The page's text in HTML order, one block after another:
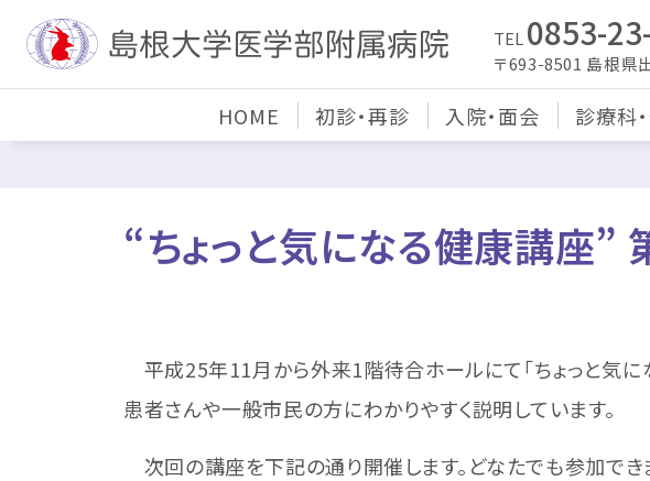
TEL 0853-
〒693-8501 島根県
HOME 初診・再診 入院・面会 診療科
“ちょっと気になる健康講座”
平成25年11月から外来1階待合ホールにて「ちょっと気
患者さんや一般市民の方にわかりやすく説明しています。
次回の講座を下記の通り開催します。どなたでも参加でき